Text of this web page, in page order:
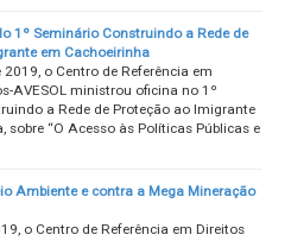
1º Seminário Construindo a Rede de
em Cachoeirinha
o Centro de Referência em
AVESOL ministrou oficina no 1º
a Rede de Proteção ao Imigrante
sobre “O Acesso às Políticas Públicas e
Ambiente e contra a Mega Mineração
o Centro de Referência em Direitos